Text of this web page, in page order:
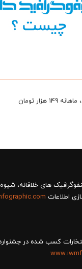
تومان
اطلاعات
کسب شده در